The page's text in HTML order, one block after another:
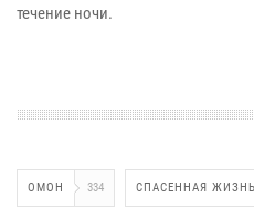
течение ночи.
ОМОН 334 СПАСЕННАЯ ЖИЗНЬ